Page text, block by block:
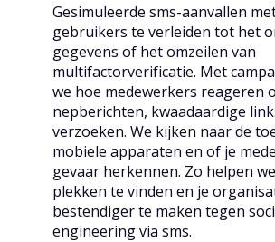
Gesimuleerde sms-aanvallen
gebruikers te verleiden tot het
gegevens of het omzeilen van
multifactorverificatie. Met
we hoe medewerkers reageren
nepberichten, kwaadaardige
verzoeken. We kijken naar de
mobiele apparaten en of je
gevaar herkennen. Zo helpen
plekken te vinden en je
bestendiger te maken tegen
engineering via sms.